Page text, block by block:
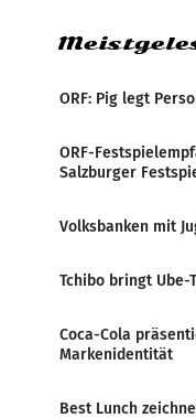
ORF: Pig legt
ORF-
Salzburger
Volksbanken mit
Tchibo bringt
Coca-Cola
Markenidentität
Best Lunch